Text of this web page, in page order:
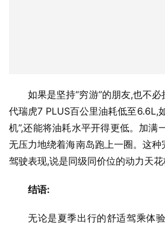
如果是坚持“穷游”的朋友,也不
代瑞虎7 PLUS百公里油耗低至6.6L,
机”,还能将油耗水平开得更低。加满
无压力地绕着海南岛跑上一圈。这
驾驶表现,说是同级同价位的动力天花
结语:
无论是夏季出行的舒适驾乘体